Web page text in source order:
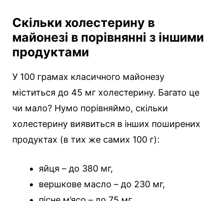
Скільки холестерину в
майонезі в порівнянні з іншими
продуктами
У 100 грамах класичного майонезу
міститься до 45 мг холестерину. Багато це
чи мало? Нумо порівняймо, скільки
холестерину виявиться в інших поширених
продуктах (в тих же самих 100 г):
яйця – до 380 мг,
вершкове масло – до 230 мг,